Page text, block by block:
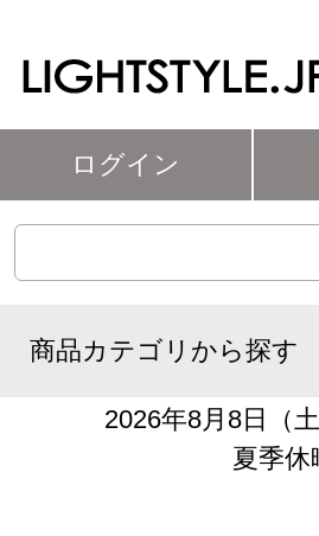
ログイン
商品カテゴリから探す
2026年8月8日（
夏季